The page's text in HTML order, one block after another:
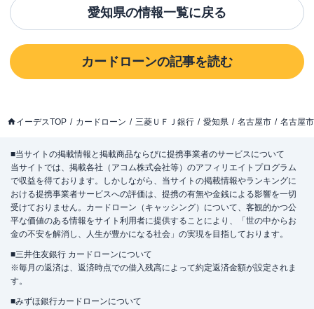
愛知県の情報一覧に戻る
カードローンの記事を読む
イーデスTOP カードローン 三菱ＵＦＪ銀行 愛知県 名古屋市 名古屋
■当サイトの掲載情報と掲載商品ならびに提携事業者のサービスについて
当サイトでは、掲載各社（アコム株式会社等）のアフィリエイトプログラム
で収益を得ております。しかしながら、当サイトの掲載情報やランキングに
おける提携事業者サービスへの評価は、提携の有無や金銭による影響を一切
受けておりません。カードローン（キャッシング）について、客観的かつ公
平な価値のある情報をサイト利用者に提供することにより、「世の中からお
金の不安を解消し、人生が豊かになる社会」の実現を目指しております。
■三井住友銀行 カードローンについて
※毎月の返済は、返済時点での借入残高によって約定返済金額が設定されま
す。
■みずほ銀行カードローンについて